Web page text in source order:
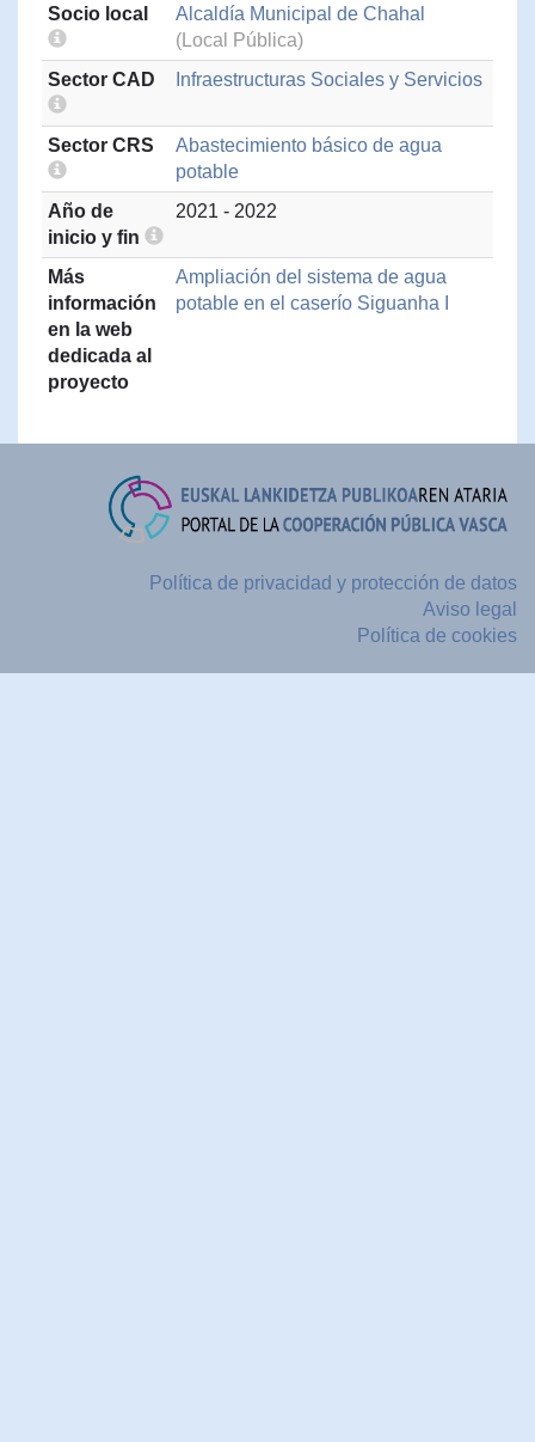
Socio local
Alcaldía Municipal de Chahal
(Local Pública)
Sector CAD
Infraestructuras Sociales y Servicios
Sector CRS
Abastecimiento básico de agua
potable
Año de
inicio y fin
2021 - 2022
Más
información
en la web
dedicada al
proyecto
Ampliación del sistema de agua
potable en el caserío Siguanha I
Política de privacidad y protección de datos
Aviso legal
Política de cookies